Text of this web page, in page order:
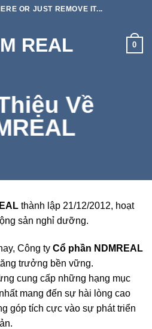
OR JUST REMOVE IT...
0
Về
thành lập 21/12/2012, hoạt
sản nghỉ dưỡng.
Công ty Cổ phần NDMREAL
trưởng bền vững.
cung cấp những hạng mục
mang đến sự hài lòng cao
góp tích cực vào sự phát triển